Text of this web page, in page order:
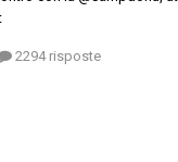
2294 risposte